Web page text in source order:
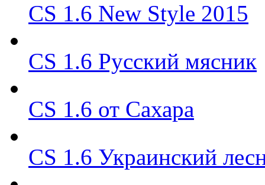
CS 1.6 New Style 2015
CS 1.6 Русский мясник
CS 1.6 от Сахара
CS 1.6 Украинский